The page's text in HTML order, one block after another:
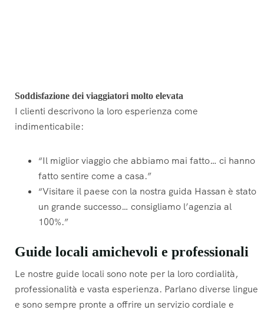
Soddisfazione dei viaggiatori molto elevata
I clienti descrivono la loro esperienza come
indimenticabile:
“Il miglior viaggio che abbiamo mai fatto… ci hanno
fatto sentire come a casa.”
“Visitare il paese con la nostra guida Hassan è stato
un grande successo… consigliamo l’agenzia al
100%.”
Guide locali amichevoli e professionali
Le nostre guide locali sono note per la loro cordialità,
professionalità e vasta esperienza. Parlano diverse lingue
e sono sempre pronte a offrire un servizio cordiale e